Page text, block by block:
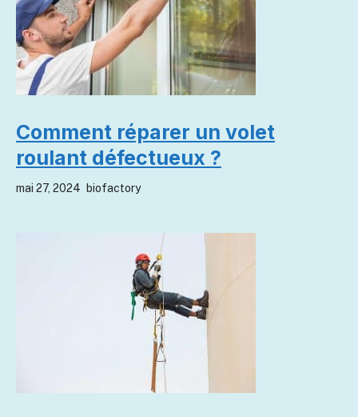
Comment réparer un volet
roulant défectueux ?
mai 27, 2024 biofactory